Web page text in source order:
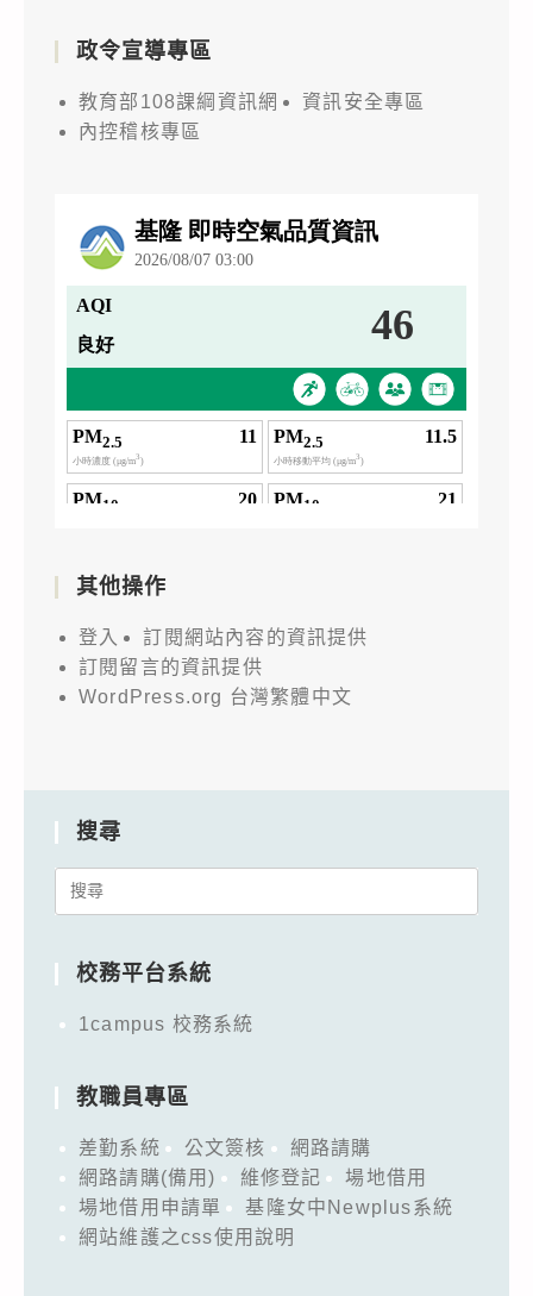
政令宣導專區
教育部108課綱資訊網
資訊安全專區
內控稽核專區
其他操作
登入
訂閱網站內容的資訊提供
訂閱留言的資訊提供
WordPress.org 台灣繁體中文
搜尋
Search
校務平台系統
1campus 校務系統
教職員專區
差勤系統 公文簽核
網路請購
網路請購(備用)
維修登記
場地借用
場地借用申請單
基隆女中Newplus系統
網站維護之css使用說明